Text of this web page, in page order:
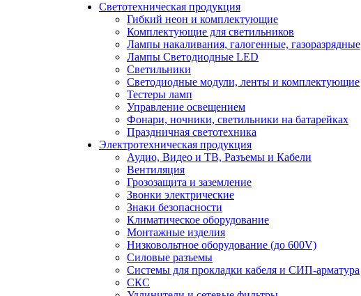
Светотехническая продукция
Гибкий неон и комплектующие
Комплектующие для светильников
Лампы накаливания, галогенные, газоразрядные
Лампы Светодиодные LED
Светильники
Светодиодные модули, ленты и комплектующие
Тестеры ламп
Управление освещением
Фонари, ночники, светильники на батарейках
Праздничная светотехника
Электротехническая продукция
Аудио, Видео и ТВ, Разъемы и Кабели
Вентиляция
Грозозащита и заземление
Звонки электрические
Знаки безопасности
Климатическое оборудование
Монтажные изделия
Низковольтное оборудование (до 600V)
Силовые разъемы
Системы для прокладки кабеля и СИП-арматура
СКС